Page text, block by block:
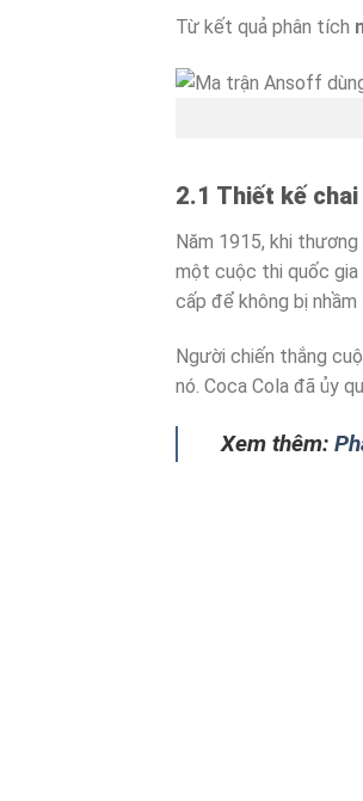
Từ kết quả phân tích
2.1 Thiết kế chai
Năm 1915, khi
một cuộc thi quốc gia
cấp để không bị
Người chiến thắng
nó. Coca Cola đã ủy
Xem thêm: